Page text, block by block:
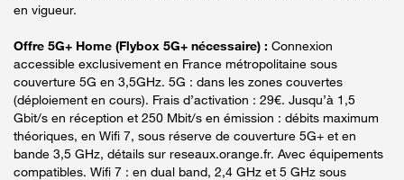
en vigueur.
Offre 5G+ Home (Flybox 5G+ nécessaire) : Connexion
accessible exclusivement en France métropolitaine sous
couverture 5G en 3,5GHz. 5G : dans les zones couvertes
(déploiement en cours). Frais d’activation : 29€. Jusqu’à 1,5
Gbit/s en réception et 250 Mbit/s en émission : débits maximum
théoriques, en Wifi 7, sous réserve de couverture 5G+ et en
bande 3,5 GHz, détails sur reseaux.orange.fr. Avec équipements
compatibles. Wifi 7 : en dual band, 2,4 GHz et 5 GHz sous